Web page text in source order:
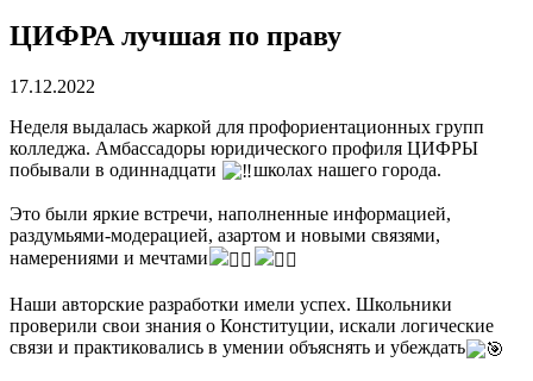
ЦИФРА лучшая по праву
17.12.2022
Неделя выдалась жаркой для профориентационных групп
колледжа. Амбассадоры юридического профиля ЦИФРЫ
побывали в одиннадцати
школах нашего города.
Это были яркие встречи, наполненные информацией,
раздумьями-модерацией, азартом и новыми связями,
намерениями и мечтами
Наши авторские разработки имели успех. Школьники
проверили свои знания о Конституции, искали логические
связи и практиковались в умении объяснять и убеждать